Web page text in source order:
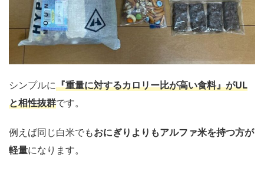
シンプルに『重量に対するカロリー比が高い食料』がUL
と相性抜群です。
例えば同じ白米でもおにぎりよりもアルファ米を持つ方が
軽量になります。